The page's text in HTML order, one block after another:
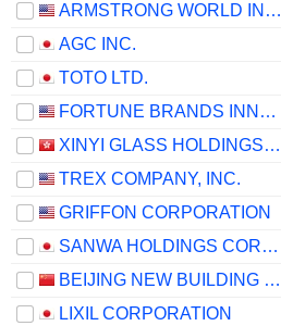
ARMSTRONG WORLD INDUSTRIES, INC.
AGC INC.
TOTO LTD.
FORTUNE BRANDS INNOVATIONS, INC.
XINYI GLASS HOLDINGS LIMITED
TREX COMPANY, INC.
GRIFFON CORPORATION
SANWA HOLDINGS CORPORATION
BEIJING NEW BUILDING MATERIALS PUBLIC LIMITED COMPANY
LIXIL CORPORATION